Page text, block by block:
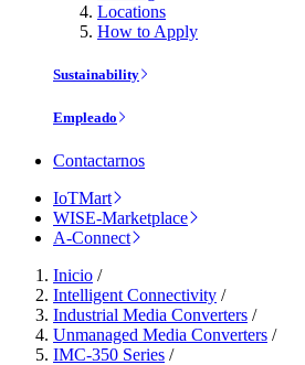
Locations
How to Apply
Sustainability
Empleado
Contactarnos
IoTMart
WISE-Marketplace
A-Connect
Inicio /
Intelligent Connectivity /
Industrial Media Converters /
Unmanaged Media Converters /
IMC-350 Series /